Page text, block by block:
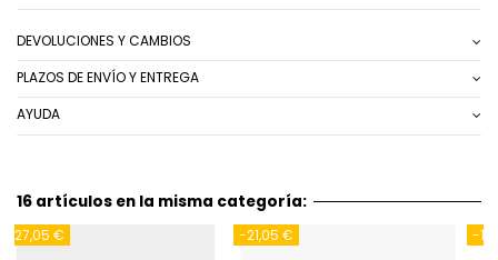
DEVOLUCIONES Y CAMBIOS
PLAZOS DE ENVÍO Y ENTREGA
AYUDA
16 artículos en la misma categoría: